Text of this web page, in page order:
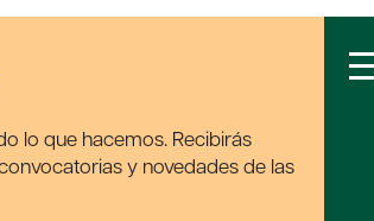
lo que hacemos. Recibirás
y novedades de las